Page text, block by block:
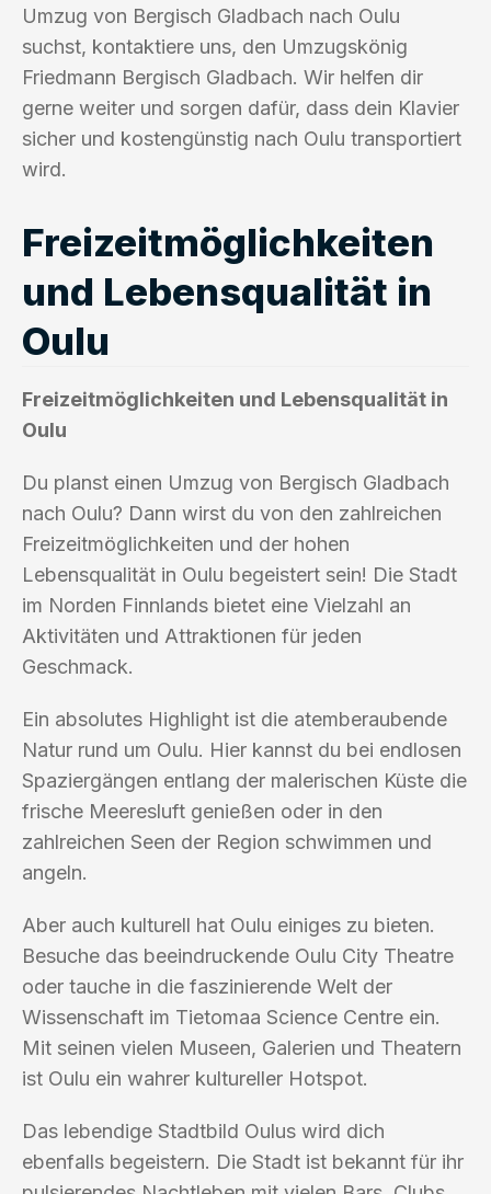
Umzug von Bergisch Gladbach nach Oulu
suchst, kontaktiere uns, den Umzugskönig
Friedmann Bergisch Gladbach. Wir helfen dir
gerne weiter und sorgen dafür, dass dein Klavier
sicher und kostengünstig nach Oulu transportiert
wird.
Freizeitmöglichkeiten
und Lebensqualität in
Oulu
Freizeitmöglichkeiten und Lebensqualität in
Oulu
Du planst einen Umzug von Bergisch Gladbach
nach Oulu? Dann wirst du von den zahlreichen
Freizeitmöglichkeiten und der hohen
Lebensqualität in Oulu begeistert sein! Die Stadt
im Norden Finnlands bietet eine Vielzahl an
Aktivitäten und Attraktionen für jeden
Geschmack.
Ein absolutes Highlight ist die atemberaubende
Natur rund um Oulu. Hier kannst du bei endlosen
Spaziergängen entlang der malerischen Küste die
frische Meeresluft genießen oder in den
zahlreichen Seen der Region schwimmen und
angeln.
Aber auch kulturell hat Oulu einiges zu bieten.
Besuche das beeindruckende Oulu City Theatre
oder tauche in die faszinierende Welt der
Wissenschaft im Tietomaa Science Centre ein.
Mit seinen vielen Museen, Galerien und Theatern
ist Oulu ein wahrer kultureller Hotspot.
Das lebendige Stadtbild Oulus wird dich
ebenfalls begeistern. Die Stadt ist bekannt für ihr